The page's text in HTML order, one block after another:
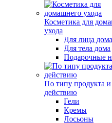
Косметика для
ухода
Для лица дома
Для тела дома
Подарочные
По типу продукта и
действию
Гели
Кремы
Лосьоны